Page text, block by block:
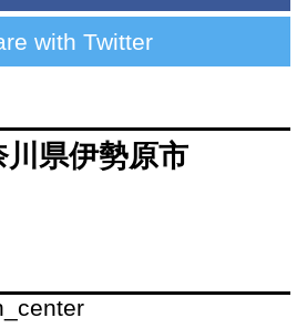
with Twitter
川県伊勢原市